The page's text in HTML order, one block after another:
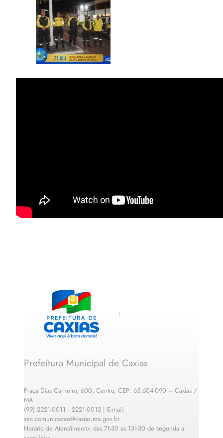
Prefeitura Municipal de Caxias
Praça Dias Carneiro, 600, Centro, CEP: 65.604-090 – Caxias /
MA
(99) 2221-0011 · 2221-0012 | E-mail:
sec.comunicacao@caxias.ma.gov.br
Horário de Atendimento: das 7h30 as 13h30 de segunda a